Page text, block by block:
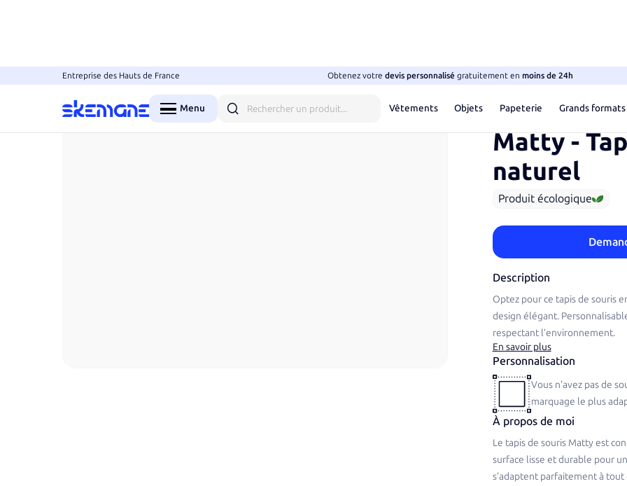
Entreprise des Hauts de France Obtenez votre devis personnalisé gratuitement en moins de 24h
Menu
Vêtements Objets Papeterie Grands formats
Matty-
naturel
Produit écologique
Description
Optez pour ce tapis de souris
design élégant.
respectant l’environnement.
En savoir plus
Personnalisation
Vous n'avez pas de
marquage le plus
À propos de moi
Le tapis de souris Matty est
surface lisse et durable pour
s’adaptent parfaitement à